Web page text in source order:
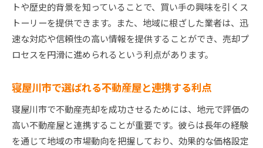
トや歴史的背景を知っていることで、買い手の興味を引くス
トーリーを提供できます。また、地域に根ざした業者は、迅
速な対応や信頼性の高い情報を提供することができ、売却プ
ロセスを円滑に進められるという利点があります。
寝屋川市で選ばれる不動産屋と連携する利点
寝屋川市で不動産売却を成功させるためには、地元で評価の
高い不動産屋と連携することが重要です。彼らは長年の経験
を通じて地域の市場動向を把握しており、効果的な価格設定